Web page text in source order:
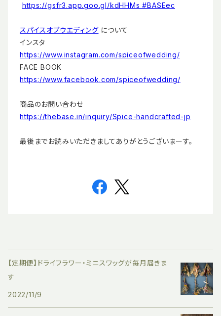
https://gsfr3.app.goo.gl/kdHHMs #BASEec
スパイスオブウエディングについて
インスタ
https://www.instagram.com/spiceofwedding/
FACE BOOK
https://www.facebook.com/spiceofwedding/
商品のお問い合わせ
https://thebase.in/inquiry/Spice-handcrafted-jp
最後までお読みいただきましてありがとうございまーす。
【定期便】ドライフラワー・ミニスワッグが毎月届きま
す
2022/11/9